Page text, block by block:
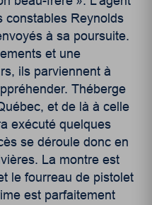
constables Reynolds
à sa poursuite.
et une
ils parviennent à
Théberge
et de là à celle
exécuté quelques
se déroule donc en
La montre est
le fourreau de pistolet
est parfaitement